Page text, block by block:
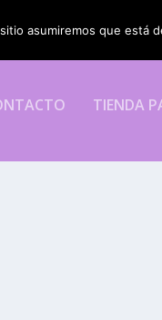
TIENDA
asumiremos que está